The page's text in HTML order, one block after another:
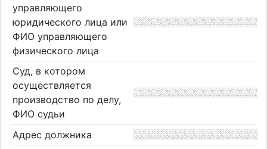
управляющего
юридического лица или
ФИО управляющего
физического лица
Суд, в котором
осуществляется
производство по делу,
ФИО судьи
Адрес должника